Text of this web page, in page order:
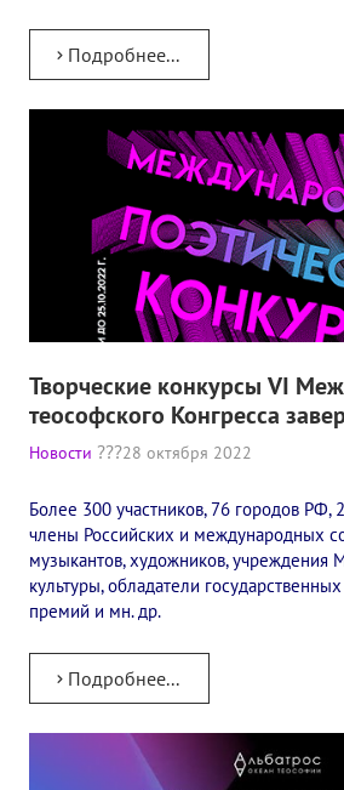
Подробнее...
Творческие конкурсы VI
теософского Конгресса
Новости 28 октября 2022
Более 300 участников, 76 городов РФ,
члены Российских и международных
музыкантов, художников, учреждения
культуры, обладатели
премий и мн. др.
Подробнее...